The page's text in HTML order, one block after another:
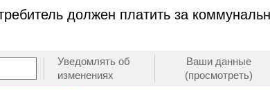
должен платить за
Уведомлять об
изменениях
Ваши данные
(просмотреть)